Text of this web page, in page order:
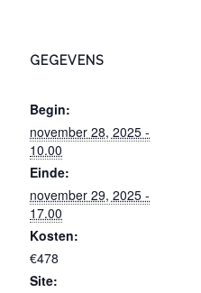
GEGEVENS
Begin:
november 28, 2025 -
10.00
Einde:
november 29, 2025 -
17.00
Kosten:
€478
Site: